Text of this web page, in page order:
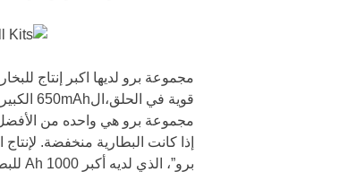
مجموعة برو لديها اكبر إنتاج
مجموعة برو هي واحده من الأفضل
إذا كانت البطارية منخفضة.
برو”، الذي لديه أكبر 1000 Ah للبطارية وتحسين التكنولوجيا لوضع معيار للمحترفين.